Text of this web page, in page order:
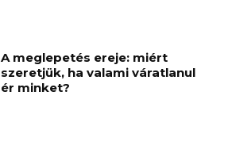
A meglepetés ereje: miért
szeretjük, ha valami váratlanul
ér minket?